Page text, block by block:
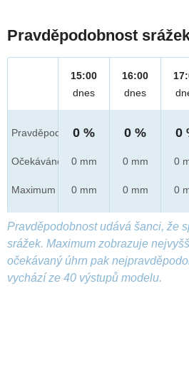
Pravděpodobnost
Pravděpod.
Očekáváno
Maximum
15:00
dnes
0 %
0 mm
0 mm
16:00
dnes
0 %
0 mm
0 mm
0
0
0
Pravděpodobnost udává šanci, že
srážek. Maximum zobrazuje
očekávaný úhrn pak
vychází ze 40 výstupů modelu.